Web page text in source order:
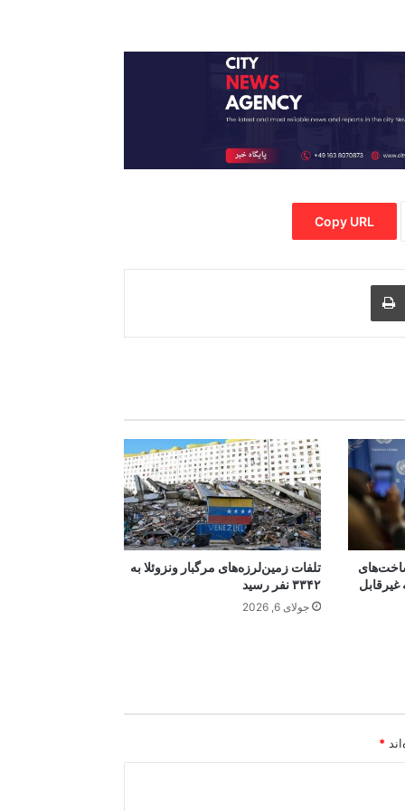
Copy URL
Share
Print
تلفات زمین‌لرزه‌های مرگبار ونزوئلا به
۳۳۴۲ نفر رسید
جولای 6, 2026
*